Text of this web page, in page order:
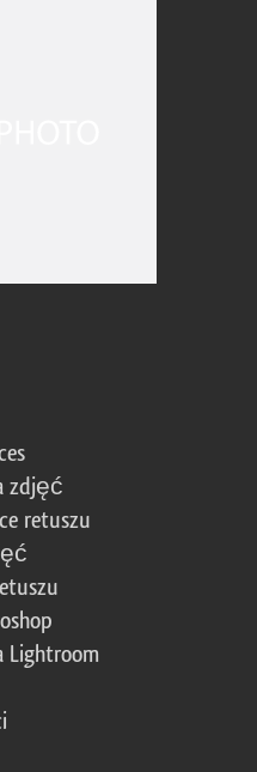
zdjęć
retuszu
Lightroom